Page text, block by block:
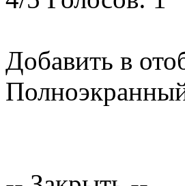
Добавить в